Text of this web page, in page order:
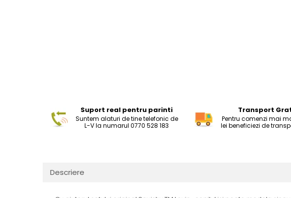
Suport real pentru parinti
Suntem alaturi de tine telefonic de
L-V la numarul 0770 528 183
Transport
Pentru comenzi mai
lei beneficiezi de
Descriere